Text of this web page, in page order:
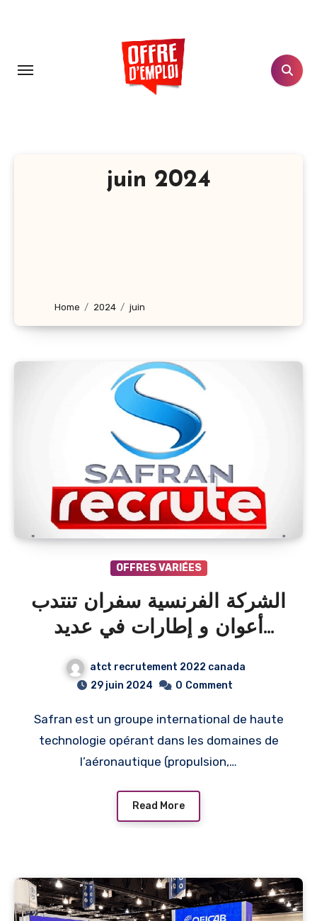
principal
juin 2024
Home 2024 juin
OFFRES VARIÉES
الشركة الفرنسية سفران تنتدب
أعوان و إطارات في عديد
الاختصاصات 2026/ SAFRAN
TUNISIE Recrute plusieurs
atct recrutement 2022 canada
29 juin 2024
0 Comment
Safran est un groupe international de haute
technologie opérant dans les domaines de
l’aéronautique (propulsion,…
Read More